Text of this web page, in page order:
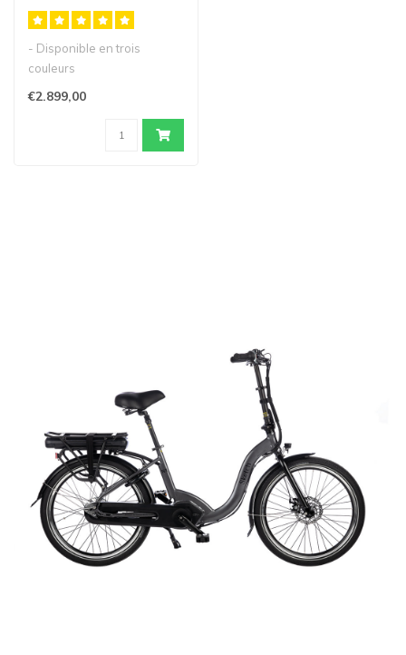
- Disponible en trois
couleurs
€2.899,00